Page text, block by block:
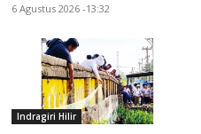
6 Agustus 2026 -13:32
Indragiri Hilir